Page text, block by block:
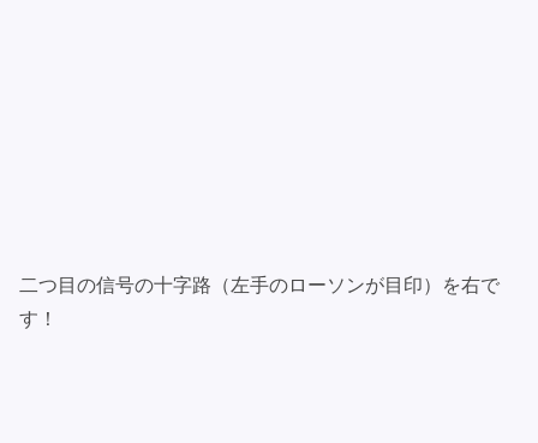
二つ目の信号の十字路（左手のローソンが目印）を右で
す！